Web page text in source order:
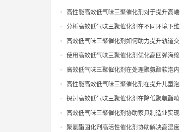
高性能高效低气味三聚催化剂对于提升高端
聚氨酯复合材料环保级别效能
分析高效低气味三聚催化剂在不同环境下维
持催化性能且保证气味控制表现
高效低气味三聚催化剂如何助力提升轨道交
通聚氨酯内饰件的室内空气质量
使用高效低气味三聚催化剂优化高回弹海绵
生产流程并满足严苛环保出口
高效低气味三聚催化剂在处理聚氨酯软泡内
芯异味去除工艺的技术应用指导
高性能高效低气味三聚催化剂在提升儿童泡
沫玩具安全性与触感表现分析
探讨高效低气味三聚催化剂在降低聚氨酯喷
涂硬泡异味影响方面的实际效果
高效低气味三聚催化剂协助家具制造业实现
绿色环保认证的生产工艺升级
聚氨酯固化剂高活性催化剂协助解决高湿度